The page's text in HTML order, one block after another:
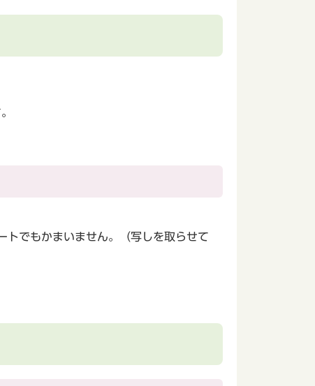
でもかまいません。（写しを取らせて